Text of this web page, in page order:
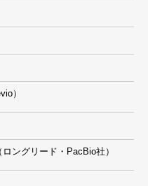
）
ングリード・PacBio社）